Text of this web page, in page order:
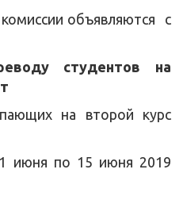
объявляются с
студентов на
на второй курс
июня по 15 июня 2019